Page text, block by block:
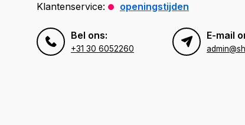
Klantenservice: openingstijden
Bel ons:
+31 30 6052260
E-mail